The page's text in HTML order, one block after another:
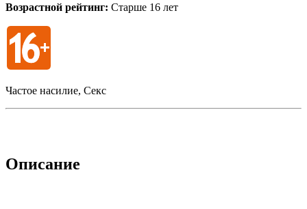
Возрастной рейтинг: Старше 16 лет
Частое насилие, Секс
Описание